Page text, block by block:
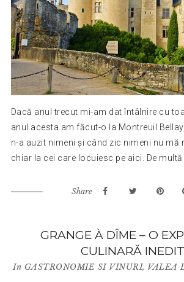
Dacă anul trecut mi-am dat întâlnire cu
anul acesta am făcut-o la Montreuil
n-a auzit nimeni și când zic nimeni nu mă
chiar la cei care locuiesc pe aici. De multă
Share
GRANGE À DÎME – O
CULINARĂ
In GASTRONOMIE SI VINURI, VALEA